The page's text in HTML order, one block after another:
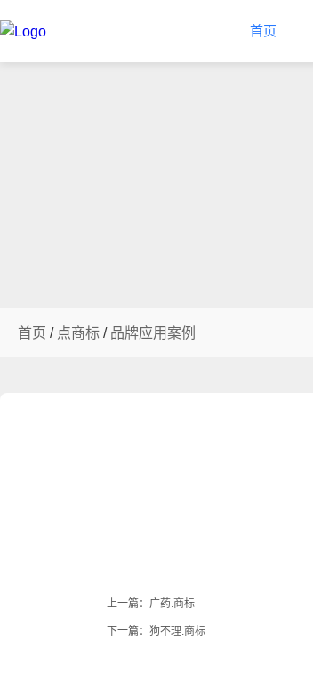
首页
首页 / 点商标 / 品牌应用案例
上一篇： 广药.商标
下一篇： 狗不理.商标